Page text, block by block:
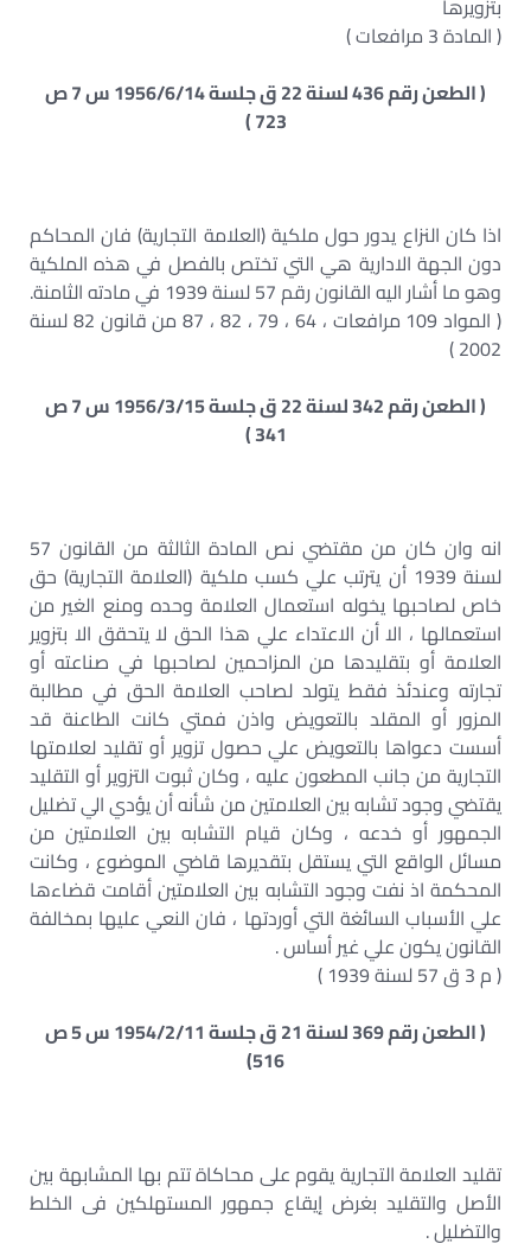
بتزويرها
( المادة 3 مرافعات )
( الطعن رقم 436 لسنة 22 ق جلسة 1956/6/14 س 7 ص
723 )
اذا كان النزاع يدور حول ملكية (العلامة التجارية) فان المحاكم
دون الجهة الادارية هي التي تختص بالفصل في هذه الملكية
وهو ما أشار اليه القانون رقم 57 لسنة 1939 في مادته الثامنة.
( المواد 109 مرافعات ، 64 ، 79 ، 82 ، 87 من قانون 82 لسنة
2002 )
( الطعن رقم 342 لسنة 22 ق جلسة 1956/3/15 س 7 ص
341 )
انه وان كان من مقتضي نص المادة الثالثة من القانون 57
لسنة 1939 أن يترتب علي كسب ملكية (العلامة التجارية) حق
خاص لصاحبها يخوله استعمال العلامة وحده ومنع الغير من
استعمالها ، الا أن الاعتداء علي هذا الحق لا يتحقق الا بتزوير
العلامة أو بتقليدها من المزاحمين لصاحبها في صناعته أو
تجارته وعندئذ فقط يتولد لصاحب العلامة الحق في مطالبة
المزور أو المقلد بالتعويض واذن فمتي كانت الطاعنة قد
أسست دعواها بالتعويض علي حصول تزوير أو تقليد لعلامتها
التجارية من جانب المطعون عليه ، وكان ثبوت التزوير أو التقليد
يقتضي وجود تشابه بين العلامتين من شأنه أن يؤدي الي تضليل
الجمهور أو خدعه ، وكان قيام التشابه بين العلامتين من
مسائل الواقع التي يستقل بتقديرها قاضي الموضوع ، وكانت
المحكمة اذ نفت وجود التشابه بين العلامتين أقامت قضاءها
علي الأسباب السائغة التي أوردتها ، فان النعي عليها بمخالفة
القانون يكون علي غير أساس .
( م 3 ق 57 لسنة 1939 )
( الطعن رقم 369 لسنة 21 ق جلسة 1954/2/11 س 5 ص
516)
تقليد العلامة التجارية يقوم على محاكاة تتم بها المشابهة بين
الأصل والتقليد بغرض إيقاع جمهور المستهلكين فى الخلط
والتضليل .